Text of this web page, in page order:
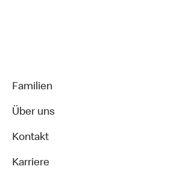
Familien
Über uns
Kontakt
Karriere